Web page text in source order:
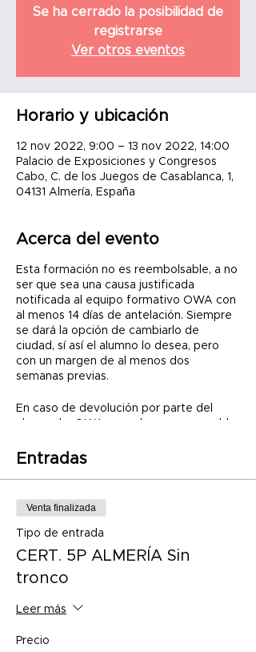
Se ha cerrado la posibilidad de
registrarse
Ver otros eventos
Horario y ubicación
12 nov 2022, 9:00 – 13 nov 2022, 14:00
Palacio de Exposiciones y Congresos
Cabo, C. de los Juegos de Casablanca, 1,
04131 Almería, España
Acerca del evento
Esta formación no es reembolsable, a no
ser que sea una causa justificada
notificada al equipo formativo OWA con
al menos 14 días de antelación. Siempre
se dará la opción de cambiarlo de
ciudad, sí así el alumno lo desea, pero
con un margen de al menos dos
semanas previas.
En caso de devolución por parte del
alumnado, OWA no se hace responsable
plataforma digital que correrá a cargo de
Entradas
Venta finalizada
Tipo de entrada
CERT. 5P ALMERÍA Sin
tronco
Leer más
Precio